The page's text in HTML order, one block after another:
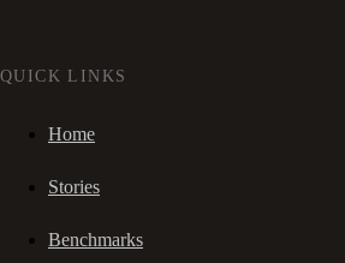
QUICK LINKS
Home
Stories
Benchmarks